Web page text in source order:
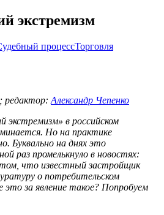
экстремизм
процессТорговля
; редактор: Александр Чепенко
экстремизм» в российском
Но на практике
Буквально на днях это
раз промелькнуло в новостях:
что известный застройщик
о потребительском
за явление такое? Попробуем